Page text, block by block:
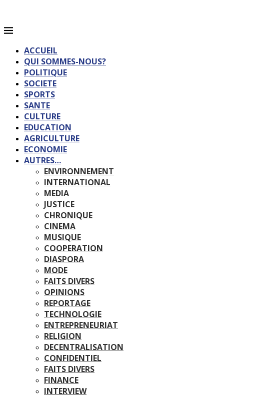
ACCUEIL
QUI SOMMES-NOUS?
POLITIQUE
SOCIETE
SPORTS
SANTE
CULTURE
EDUCATION
AGRICULTURE
ECONOMIE
AUTRES…
ENVIRONNEMENT
INTERNATIONAL
MEDIA
JUSTICE
CHRONIQUE
CINEMA
MUSIQUE
COOPERATION
DIASPORA
MODE
FAITS DIVERS
OPINIONS
REPORTAGE
TECHNOLOGIE
ENTREPRENEURIAT
RELIGION
DECENTRALISATION
CONFIDENTIEL
FAITS DIVERS
FINANCE
INTERVIEW